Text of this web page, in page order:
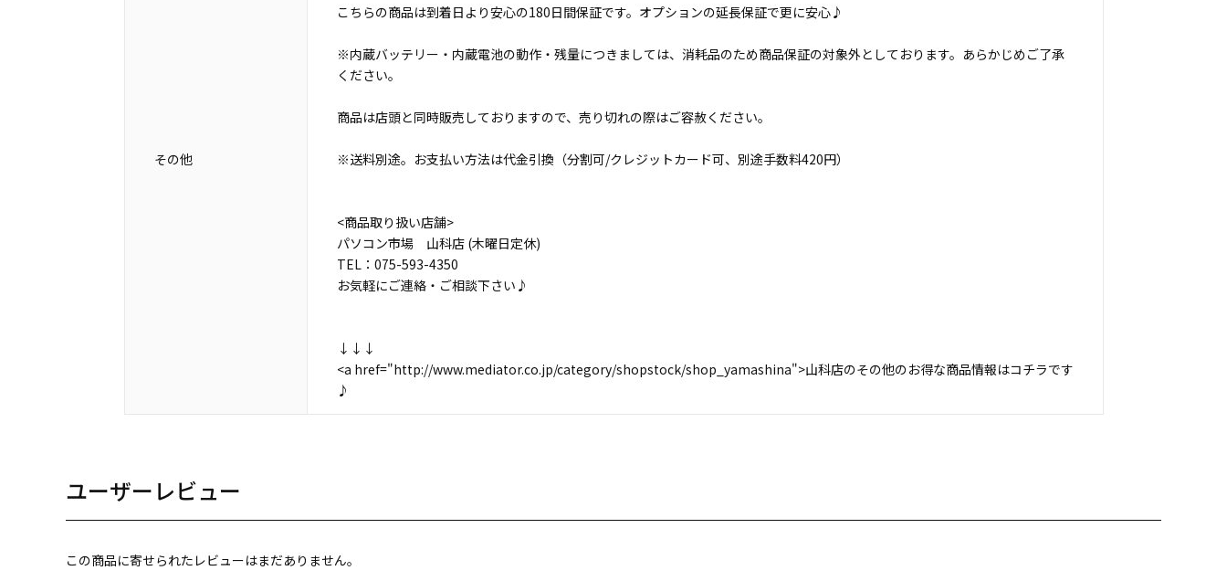
その他
こちらの商品は到着日より安心の180日間保証です。オプションの延長保証で更に安心♪
※内蔵バッテリー・内蔵電池の動作・残量につきましては、消耗品のため商品保証の対象外としております。あらかじめご了承
ください。
商品は店頭と同時販売しておりますので、売り切れの際はご容赦ください。
※送料別途。お支払い方法は代金引換（分割可/クレジットカード可、別途手数料420円）
<商品取り扱い店舗>
パソコン市場 山科店 (木曜日定休)
TEL：075-593-4350
お気軽にご連絡・ご相談下さい♪
↓↓↓
<a href="http://www.mediator.co.jp/category/shopstock/shop_yamashina">山科店のその他のお得な商品情報はコチラです
♪
ユーザーレビュー
この商品に寄せられたレビューはまだありません。